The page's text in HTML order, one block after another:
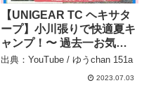
【UNIGEAR TC ヘキサタ
ープ】小川張りで快適夏キ
ャンプ！〜 過去一お気に
入りのタープになりまし
出典：YouTube / ゆうchan 151a
2023.07.03